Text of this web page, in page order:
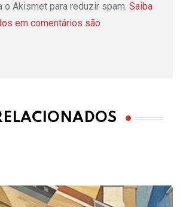
o Akismet para reduzir spam. Saiba
em comentários são